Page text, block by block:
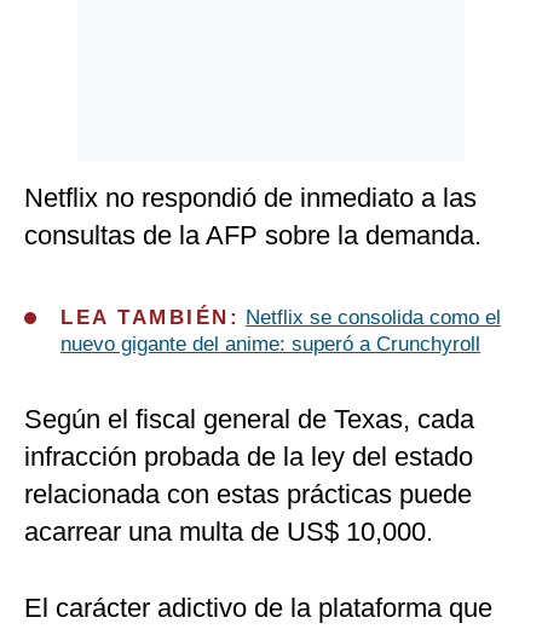
Netflix no respondió de inmediato a las
consultas de la AFP sobre la demanda.
LEA TAMBIÉN: Netflix se consolida como el
nuevo gigante del anime: superó a Crunchyroll
Según el fiscal general de Texas, cada
infracción probada de la ley del estado
relacionada con estas prácticas puede
acarrear una multa de US$ 10,000.
El carácter adictivo de la plataforma que